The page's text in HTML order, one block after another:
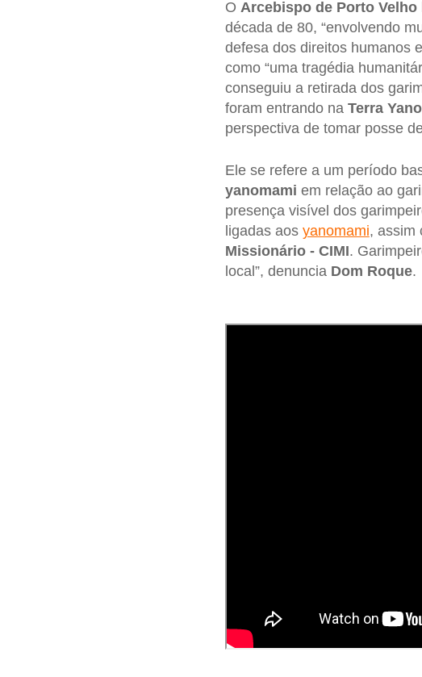
O Arcebispo de Porto Velho
década de 80, “envolvendo
defesa dos direitos humanos
como “uma tragédia
conseguiu a retirada dos
foram entrando na Terra
perspectiva de tomar posse
Ele se refere a um período
yanomami em relação ao
presença visível dos
ligadas aos yanomami, assim
Missionário - CIMI.
local”, denuncia Dom Roque.